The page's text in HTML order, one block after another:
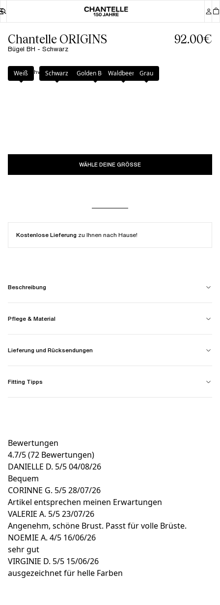
Chantelle ORIGINS
Bügel BH - Schwarz
92.00€
Farbe:Schwarz
Weiß Schwarz Golden BeigeWaldbeere Grau
WÄHLE DEINE GRÖSSE
Kostenlose Lieferung zu Ihnen nach Hause!
Beschreibung
Pflege & Material
Lieferung und Rücksendungen
Fitting Tipps
Bewertungen
4.7/5(72 Bewertungen)
DANIELLE D. 5/504/08/26
Bequem
CORINNE G. 5/528/07/26
Artikel entsprechen meinen Erwartungen
VALERIE A. 5/523/07/26
Angenehm, schöne Brust. Passt für volle Brüste.
NOEMIE A. 4/5 16/06/26
sehr gut
VIRGINIE D. 5/5 15/06/26
ausgezeichnet für helle Farben